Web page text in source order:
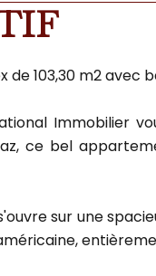
103,30 m2 avec
Immobilier
ce bel
sur une